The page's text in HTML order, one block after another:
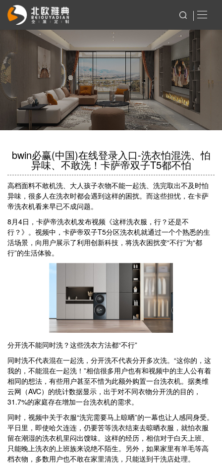
bwin必赢(中国)在线登录入口-洗衣怕混洗、怕
异味、不敢洗！卡萨帝双子T5都不怕
高档面料不敢机洗、大人孩子衣物不能一起洗、洗完取出不及时怕
异味，很多人在洗衣时都会遇到这样的困扰。而这些担忧，在卡萨
帝洗衣机看来早已不成问题。
8月4日，卡萨帝洗衣机发布视频《这样洗衣服，行？还是不
行？》。视频中，卡萨帝双子T5分区洗衣机就通过一个个熟悉的生
活场景，向用户展示了利用创新科技，将洗衣困扰变“不行”为“都
行”的生活体验。
分开洗不能同时洗？这些洗衣方法都“不行”
同时洗不代表混在一起洗，分开洗不代表分开多次洗。“这你的，这
我的，不能混在一起洗！”相信很多用户也有和视频中的主人公有着
相同的想法，有些用户甚至不惜为此额外购置一台洗衣机。据奥维
云网（AVC）的统计数据显示，出于对不同衣物分开洗的目的，
31.7%的家庭存在增加一台洗衣机的需求。
同时，视频中关于衣服“洗完需要马上晾晒”的一幕也让人感同身受。
平日里，即使哈欠连连，仍要苦等洗衣结束去晾晒衣服，就怕衣服
留在潮湿的洗衣机里闷出馊味。这样的经历，相信对于白天上班、
只能晚上洗衣的上班族来说绝不陌生。另外，如果家里有羊毛等高
档衣物，多数用户也不敢在家里清洗，只能送到干洗店处理。